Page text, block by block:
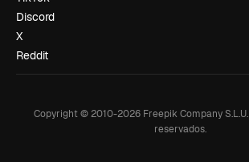
Discord
X
Reddit
Copyright © 2010-2026Freepik Company S.L.U.
reservados.